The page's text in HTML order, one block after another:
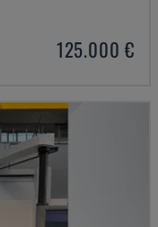
125.000 €